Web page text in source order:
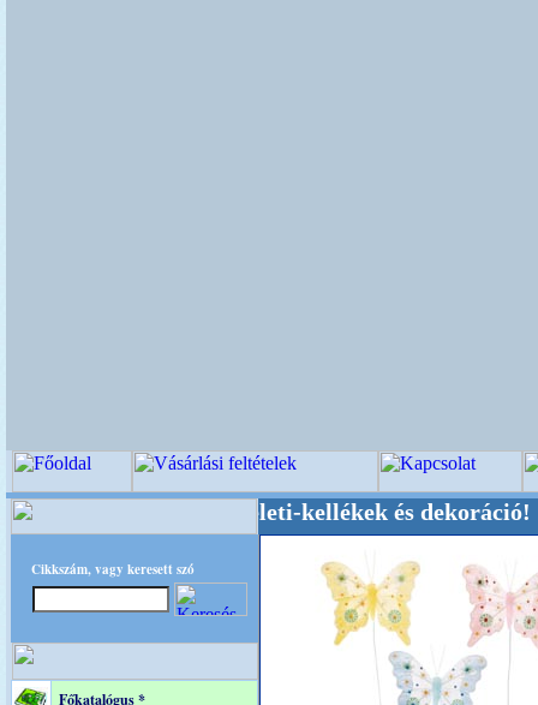
Cikkszám, vagy keresett szó
Főkatalógus *
, Kegyeleti-kellékek és dekoráció!